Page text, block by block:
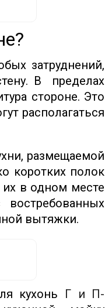
затруднений,
В пределах
стороне. Это
располагаться
размещаемой
коротких полок
в одном месте
вытяжки.
кухонь
Г и П-